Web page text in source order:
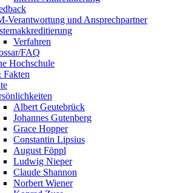
Verantwortung und Ansprechpartner
Verfahren
FAQ
Hochschule
Fakten
Albert Geutebrück
Johannes Gutenberg
Grace Hopper
Constantin Lipsius
August Föppl
Ludwig Nieper
Claude Shannon
Norbert Wiener